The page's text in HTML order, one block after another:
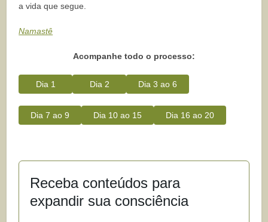
a vida que segue.
Namastê
Acompanhe todo o processo:
Dia 1 Dia 2 Dia 3 ao 6
Dia 7 ao 9 Dia 10 ao 15 Dia 16 ao 20
Receba conteúdos para
expandir sua consciência